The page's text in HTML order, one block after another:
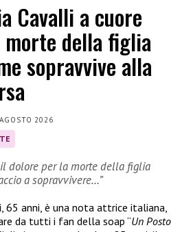
Cavalli a cuore
della figlia
sopravvive alla
2026
dolore per la morte della figlia
a sopravvivere…”
, 65 anni, è una nota attrice italiana,
da tutti i fan della soap “Un Posto